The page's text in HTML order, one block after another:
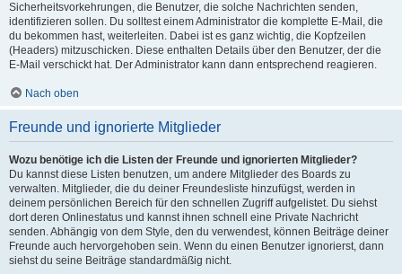
Sicherheitsvorkehrungen, die Benutzer, die solche Nachrichten senden,
identifizieren sollen. Du solltest einem Administrator die komplette E-Mail, die
du bekommen hast, weiterleiten. Dabei ist es ganz wichtig, die Kopfzeilen
(Headers) mitzuschicken. Diese enthalten Details über den Benutzer, der die
E-Mail verschickt hat. Der Administrator kann dann entsprechend reagieren.
Nach oben
Freunde und ignorierte Mitglieder
Wozu benötige ich die Listen der Freunde und ignorierten Mitglieder?
Du kannst diese Listen benutzen, um andere Mitglieder des Boards zu
verwalten. Mitglieder, die du deiner Freundesliste hinzufügst, werden in
deinem persönlichen Bereich für den schnellen Zugriff aufgelistet. Du siehst
dort deren Onlinestatus und kannst ihnen schnell eine Private Nachricht
senden. Abhängig von dem Style, den du verwendest, können Beiträge deiner
Freunde auch hervorgehoben sein. Wenn du einen Benutzer ignorierst, dann
siehst du seine Beiträge standardmäßig nicht.